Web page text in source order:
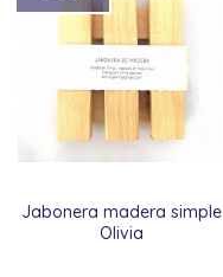
Jabonera madera simple
Olivia